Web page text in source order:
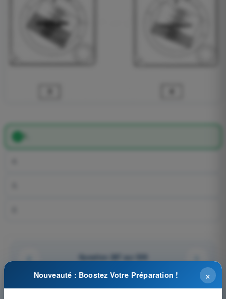
1.
Question 287 sur 539
×
Nouveauté : Boostez Votre Préparation !